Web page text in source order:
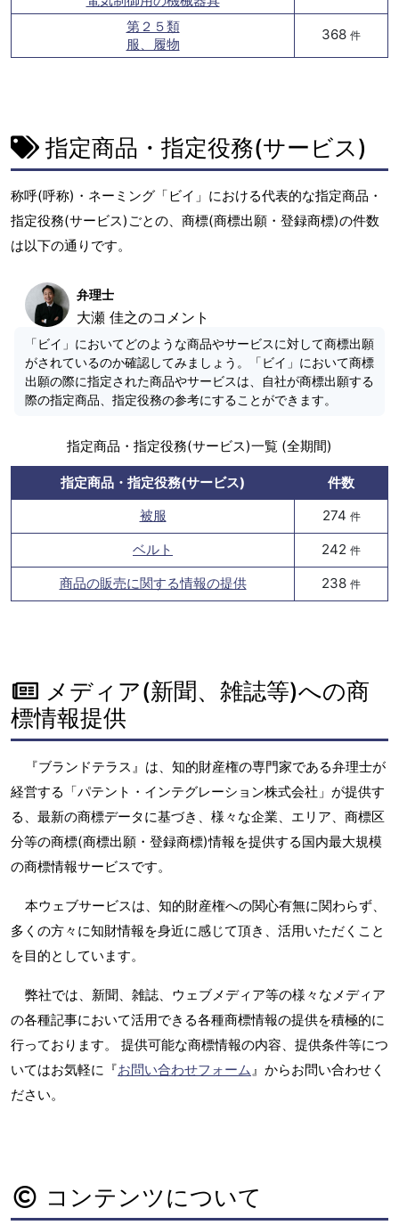
第２５類
服、履物
368 件
指定商品・指定役務(サービス)
称呼(呼称)・ネーミング「ビイ」における代表的な指定商品・
指定役務(サービス)ごとの、商標(商標出願・登録商標)の件数
は以下の通りです。
弁理士
大瀬 佳之のコメント
「ビイ」においてどのような商品やサービスに対して商標出願
がされているのか確認してみましょう。「ビイ」において商標
出願の際に指定された商品やサービスは、自社が商標出願する
際の指定商品、指定役務の参考にすることができます。
指定商品・指定役務(サービス)一覧 (全期間)
指定商品・指定役務(サービス)
件数
被服
274 件
ベルト 242 件
商品の販売に関する情報の提供 238 件
メディア(新聞、雑誌等)への商
標情報提供
『ブランドテラス』は、知的財産権の専門家である弁理士が
経営する「パテント・インテグレーション株式会社」が提供す
る、最新の商標データに基づき、様々な企業、エリア、商標区
分等の商標(商標出願・登録商標)情報を提供する国内最大規模
の商標情報サービスです。
本ウェブサービスは、知的財産権への関心有無に関わらず、
多くの方々に知財情報を身近に感じて頂き、活用いただくこと
を目的としています。
弊社では、新聞、雑誌、ウェブメディア等の様々なメディア
の各種記事において活用できる各種商標情報の提供を積極的に
行っております。 提供可能な商標情報の内容、提供条件等につ
いてはお気軽に『お問い合わせフォーム 』からお問い合わせく
ださい。
コンテンツについて